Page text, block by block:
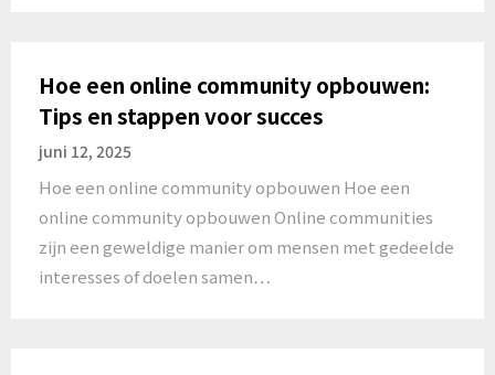
Hoe een online community opbouwen:
Tips en stappen voor succes
juni 12, 2025
Hoe een online community opbouwen Hoe een
online community opbouwen Online communities
zijn een geweldige manier om mensen met gedeelde
interesses of doelen samen…